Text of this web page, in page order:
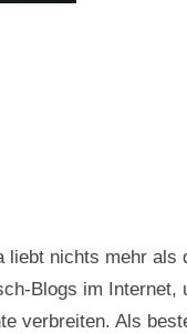
liebt nichts mehr
Blogs im
verbreiten. Als